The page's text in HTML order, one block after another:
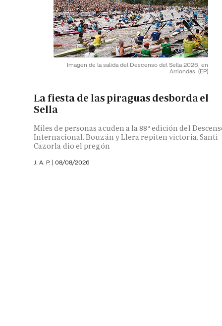
Imagen de la salida del Descenso del Sella 2026, en
Arriondas. (EP)
La fiesta de las piraguas desborda el
Sella
Miles de personas acuden a la 88ª edición del
Internacional. Bouzán y Llera repiten victoria. Santi
Cazorla dio el pregón
J. A. P. | 08/08/2026